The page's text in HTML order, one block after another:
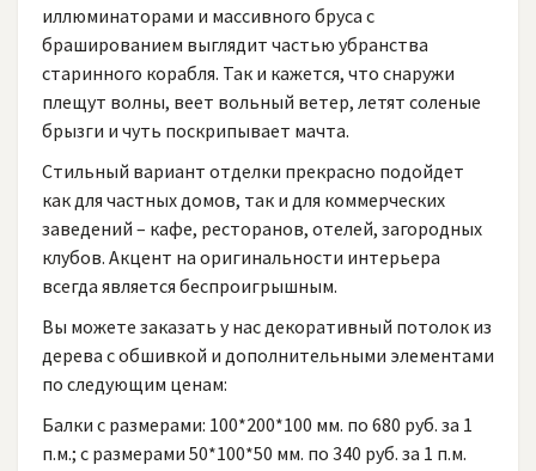
иллюминаторами и массивного бруса с
брашированием выглядит частью убранства
старинного корабля. Так и кажется, что снаружи
плещут волны, веет вольный ветер, летят соленые
брызги и чуть поскрипывает мачта.
Стильный вариант отделки прекрасно подойдет
как для частных домов, так и для коммерческих
заведений – кафе, ресторанов, отелей, загородных
клубов. Акцент на оригинальности интерьера
всегда является беспроигрышным.
Вы можете заказать у нас декоративный потолок из
дерева с обшивкой и дополнительными элементами
по следующим ценам:
Балки с размерами: 100*200*100 мм. по 680 руб. за 1
п.м.; с размерами 50*100*50 мм. по 340 руб. за 1 п.м.